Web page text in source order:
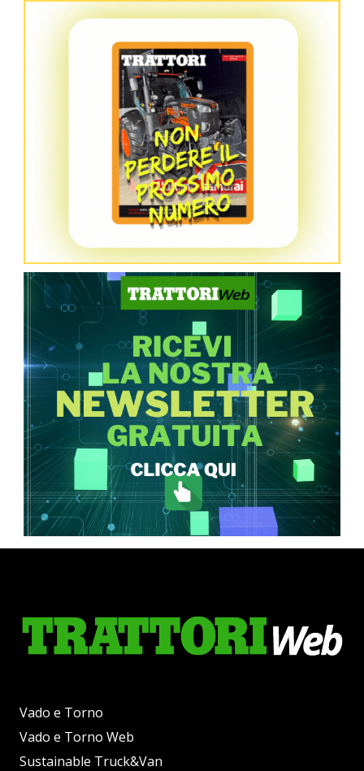
Vado e Torno
Vado e Torno Web
Sustainable Truck&Van